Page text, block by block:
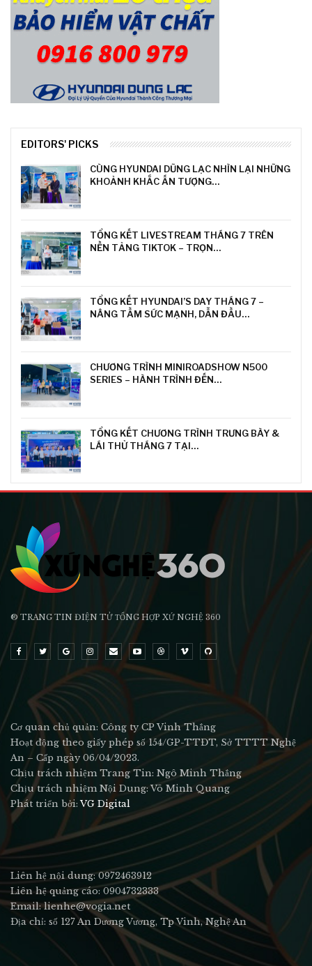
EDITORS' PICKS
CÙNG HYUNDAI DŨNG LẠC NHÌN LẠI NHỮNG
KHOẢNH KHẮC ẤN TƯỢNG…
TỔNG KẾT LIVESTREAM THÁNG 7 TRÊN
NỀN TẢNG TIKTOK – TRỌN…
TỔNG KẾT HYUNDAI’S DAY THÁNG 7 –
NÂNG TẦM SỨC MẠNH, DẪN ĐẦU…
CHƯƠNG TRÌNH MINIROADSHOW N500
SERIES – HÀNH TRÌNH ĐẾN…
TỔNG KẾT CHƯƠNG TRÌNH TRƯNG BÀY &
LÁI THỬ THÁNG 7 TẠI…
® TRANG TIN ĐIỆN TỬ ТỔNG HỢP XỨ NGHỆ 360
Cơ quan chủ quản: Công ty CP Vinh Thắng
Hoạt động theo giấy phép số 154/GP-TTĐT, Sở TTTT Nghệ
An – Cấp ngày 06/04/2023.
Chịu trách nhiệm Trang Tin: Ngô Minh Thắng
Chịu trách nhiệm Nội Dung: Võ Minh Quang
Phát triển bởi:VG Digital
Liên hệ nội dung: 0972463912
Liên hệ quảng cáo: 0904732333
Email: lienhe@vogia.net
Địa chỉ: số 127 An Dương Vương, Tp Vinh, Nghệ An